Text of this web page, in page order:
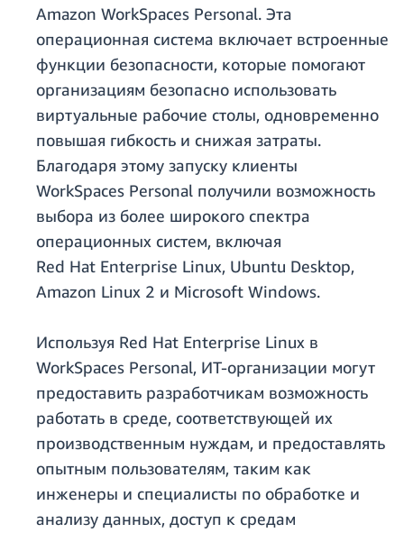
Amazon WorkSpaces Personal. Эта
операционная система включает встроенные
функции безопасности, которые помогают
организациям безопасно использовать
виртуальные рабочие столы, одновременно
повышая гибкость и снижая затраты.
Благодаря этому запуску клиенты
WorkSpaces Personal получили возможность
выбора из более широкого спектра
операционных систем, включая
Red Hat Enterprise Linux, Ubuntu Desktop,
Amazon Linux 2 и Microsoft Windows.
Используя Red Hat Enterprise Linux в
WorkSpaces Personal, ИТ-организации могут
предоставить разработчикам возможность
работать в среде, соответствующей их
производственным нуждам, и предоставлять
опытным пользователям, таким как
инженеры и специалисты по обработке и
анализу данных, доступ к средам